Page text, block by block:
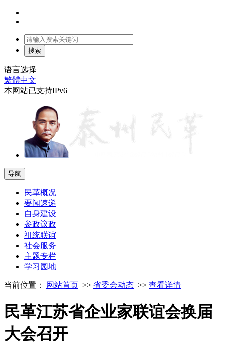
语言选择
繁體中文
本网站已支持IPv6
导航
民革概况
要闻速递
自身建设
参政议政
祖统联谊
社会服务
主题专栏
学习园地
当前位置： 网站首页 >> 省委会动态 >> 查看详情
民革江苏省企业家联谊会换届
大会召开